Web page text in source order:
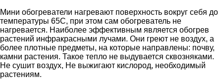
Мини обогреватели нагревают поверхность вокруг себя до
температуры 65С, при этом сам обогреватель не
нагревается. Наиболее эффективным является обогрев
растений инфракрасными лучами. Они греют не воздух, а
более плотные предметы, на которые направлены: почву,
камни растения. Такое тепло не выдувается сквозняками.
Не сушит воздух, Не выжигают кислород, необходимый
растениям.